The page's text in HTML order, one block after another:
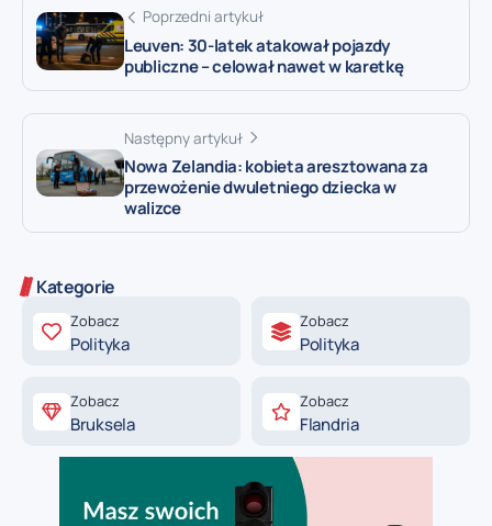
Poprzedni artykuł
Leuven: 30-latek atakował pojazdy
publiczne – celował nawet w karetkę
Następny artykuł
Nowa Zelandia: kobieta aresztowana za
przewożenie dwuletniego dziecka w
walizce
Kategorie
Zobacz
Polityka
Zobacz
Polityka
Zobacz
Bruksela
Zobacz
Flandria